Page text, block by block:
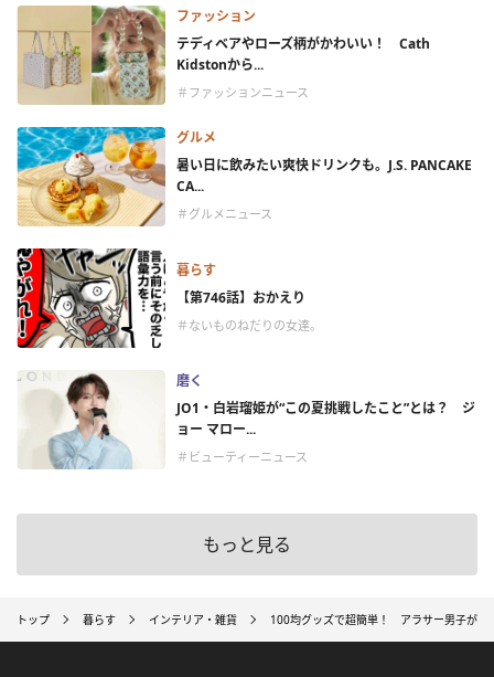
ファッション
テディベアやローズ柄がかわいい！ Cath
Kidstonから...
＃ファッションニュース
グルメ
暑い日に飲みたい爽快ドリンクも。J.S. PANCAKE
CA...
＃グルメニュース
暮らす
【第746話】おかえり
＃ないものねだりの女達。
磨く
JO1・白岩瑠姫が“この夏挑戦したこと”とは？ ジ
ョー マロー...
＃ビューティーニュース
もっと見る
トップ 暮らす インテリア・雑貨 100均グッズで超簡単！ アラサー男子が